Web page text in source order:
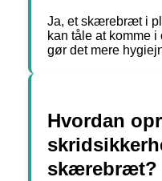
Ja, et skærebræt i
kan tåle at komme
gør det mere
Hvordan
skærebræt?